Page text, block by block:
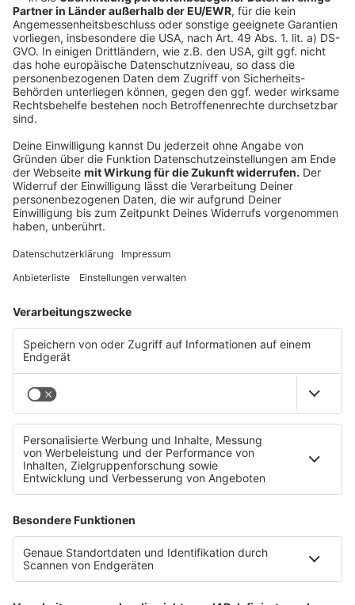
Philip aus Linz ist im selben Club wie Heidi Klum!